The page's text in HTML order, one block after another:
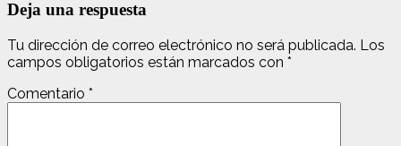
Deja una respuesta
Tu dirección de correo electrónico no será publicada. Los
campos obligatorios están marcados con *
Comentario *